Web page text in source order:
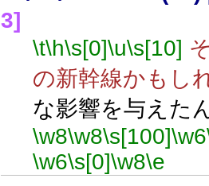
3]
\t\h\s[0]\u\s[10]
の新幹線かもし
な影響を与えた
\w8\w8\s[100]\w6
\w6\s[0]\w8\e